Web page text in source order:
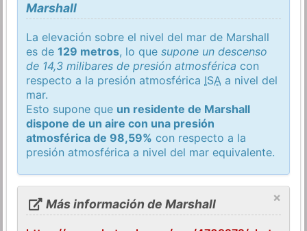
Marshall
La elevación sobre el nivel del mar de Marshall
es de129 metros, lo quesupone un descenso
de 14,3 milibares de presión atmosférica con
respecto a la presión atmosférica ISA a nivel del
mar.
Esto supone que un residente de Marshall
dispone de un aire con una presión
atmosférica de 98,59% con respecto a la
presión atmosférica a nivel del mar equivalente.
×
Más información de Marshall